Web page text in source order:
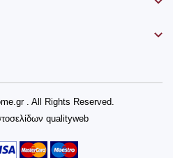
. All Rights Reserved.
qualityweb